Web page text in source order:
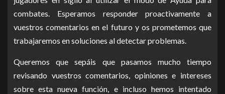
combates. Esperamos responder proactivamente a
vuestros comentarios en el futuro y os prometemos que
trabajaremos en soluciones al detectar problemas.
Queremos que sepáis que pasamos mucho tiempo
revisando vuestros comentarios, opiniones e intereses
sobre esta nueva función, e incluso hemos intentado